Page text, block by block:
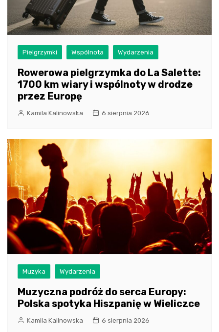
Pielgrzymki Wspólnota Wydarzenia
Rowerowa pielgrzymka do La Salette:
1700 km wiary i wspólnoty w drodze
przez Europę
Kamila Kalinowska 6 sierpnia 2026
Muzyka Wydarzenia
Muzyczna podróż do serca Europy:
Polska spotyka Hiszpanię w Wieliczce
Kamila Kalinowska 6 sierpnia 2026